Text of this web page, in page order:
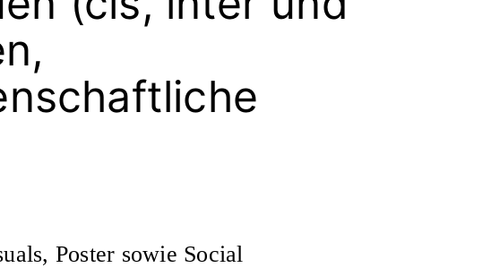
Poster sowie Social